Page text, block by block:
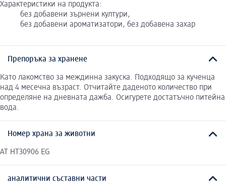
Характеристики на продукта:
без добавени зърнени култури,
без добавени ароматизатори, без добавена захар
Препоръка за хранене
Като лакомство за междинна закуска. Подходящо за кученца
над 4 месечна възраст. Отчитайте даденото количество при
определяне на дневната дажба. Осигурете достатъчно питейна
вода.
Номер храна за животни
AT HT30906 EG
аналитични съставни части